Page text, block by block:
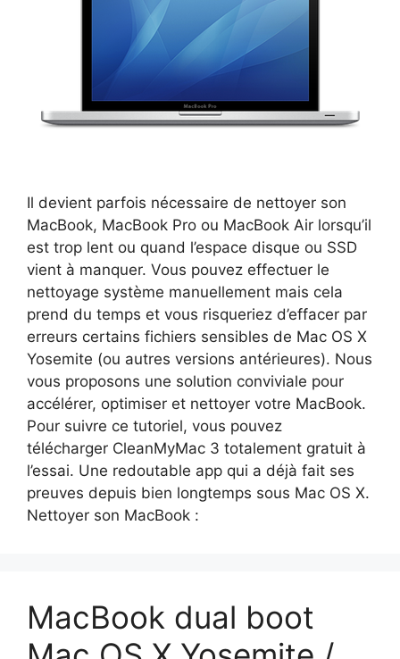
Il devient parfois nécessaire de nettoyer son
MacBook, MacBook Pro ou MacBook Air lorsqu’il
est trop lent ou quand l’espace disque ou SSD
vient à manquer. Vous pouvez effectuer le
nettoyage système manuellement mais cela
prend du temps et vous risqueriez d’effacer par
erreurs certains fichiers sensibles de Mac OS X
Yosemite (ou autres versions antérieures). Nous
vous proposons une solution conviviale pour
accélérer, optimiser et nettoyer votre MacBook.
Pour suivre ce tutoriel, vous pouvez
télécharger CleanMyMac 3 totalement gratuit à
l’essai. Une redoutable app qui a déjà fait ses
preuves depuis bien longtemps sous Mac OS X.
Nettoyer son MacBook :
MacBook dual boot